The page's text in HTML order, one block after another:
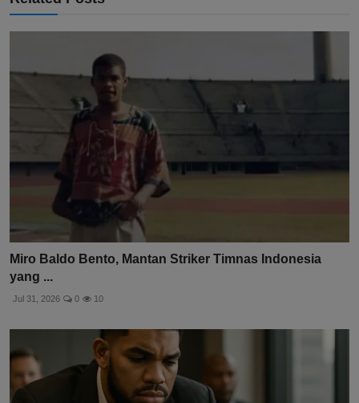
Miro Baldo Bento, Mantan Striker Timnas Indonesia
yang ...
Jul 31, 2026 0 10